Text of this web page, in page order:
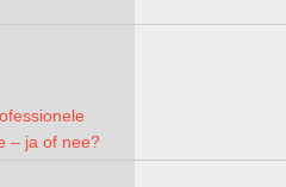
– ja of nee?